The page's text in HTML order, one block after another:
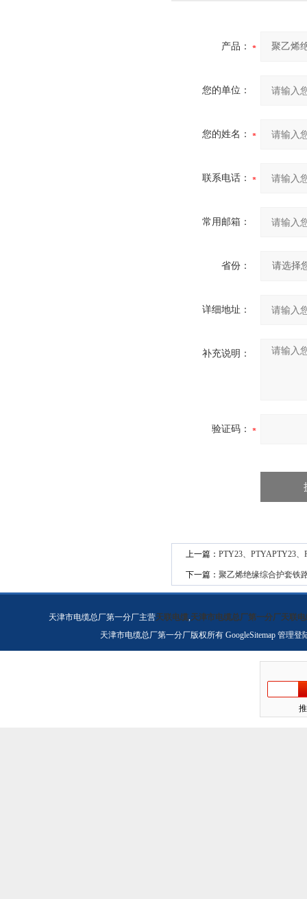
产品：
您的单位：
您的姓名：
联系电话：
常用邮箱：
省份：
详细地址：
补充说明：
验证码：
上一篇： PTY23、PTYAPTY23、
下一篇： 聚乙烯绝缘综合护套铁
天津市电缆总厂第一分厂主营天联电缆,天津市电缆总厂第一分厂天联电
天津市电缆总厂第一分厂版权所有 GoogleSitemap 管理登